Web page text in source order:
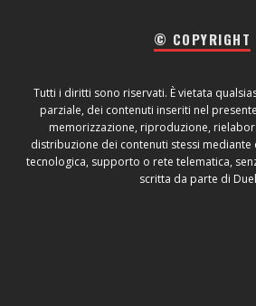
© COPYRIGHT
Tutti i diritti sono riservati. È vietata
parziale, dei contenuti inseriti nel
memorizzazione, riproduzione,
distribuzione dei contenuti stessi
tecnologica, supporto o rete telematica,
scritta da parte di